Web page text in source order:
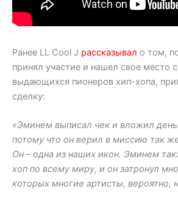
Ранее LL Cool J рассказывал о том,
принял участие и нашел свое место
выдающихся пионеров хип-хопа,
сделку:
«Эминем выписал чек и вложил
потому что он верил в миссию так
Он – одна из наших икон. Эминем
хоп по всему миру, и он затронул
которых многие артисты, вероятно,